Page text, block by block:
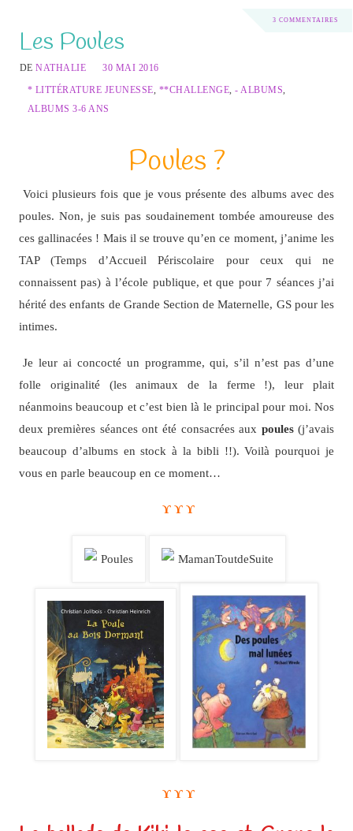
3 COMMENTAIRES
Les Poules
DENATHALIE
30 MAI 2016
* LITTÉRATURE JEUNESSE **CHALLENGE ,- ALBUMS
ALBUMS 3-6 ANS
Poules ?
Voici plusieurs fois que je vous présente des albums avec des
poules. Non, je suis pas soudainement tombée amoureuse des
ces gallinacées ! Mais il se trouve qu’en ce moment, j’anime les
TAP (Temps d’Accueil Périscolaire pour ceux qui ne
connaissent pas) à l’école publique, et que pour 7 séances j’ai
hérité des enfants de Grande Section de Maternelle, GS pour les
intimes.
Je leur ai concocté un programme, qui, s’il n’est pas d’une
folle originalité (les animaux de la ferme !), leur plait
néanmoins beaucoup et c’est bien là le principal pour moi. Nos
deux premières séances ont été consacrées aux poules(j’avais
beaucoup d’albums en stock à la bibli !!). Voilà pourquoi je
vous en parle beaucoup en ce moment…
ϒ ϒ ϒ
ϒ ϒ ϒ